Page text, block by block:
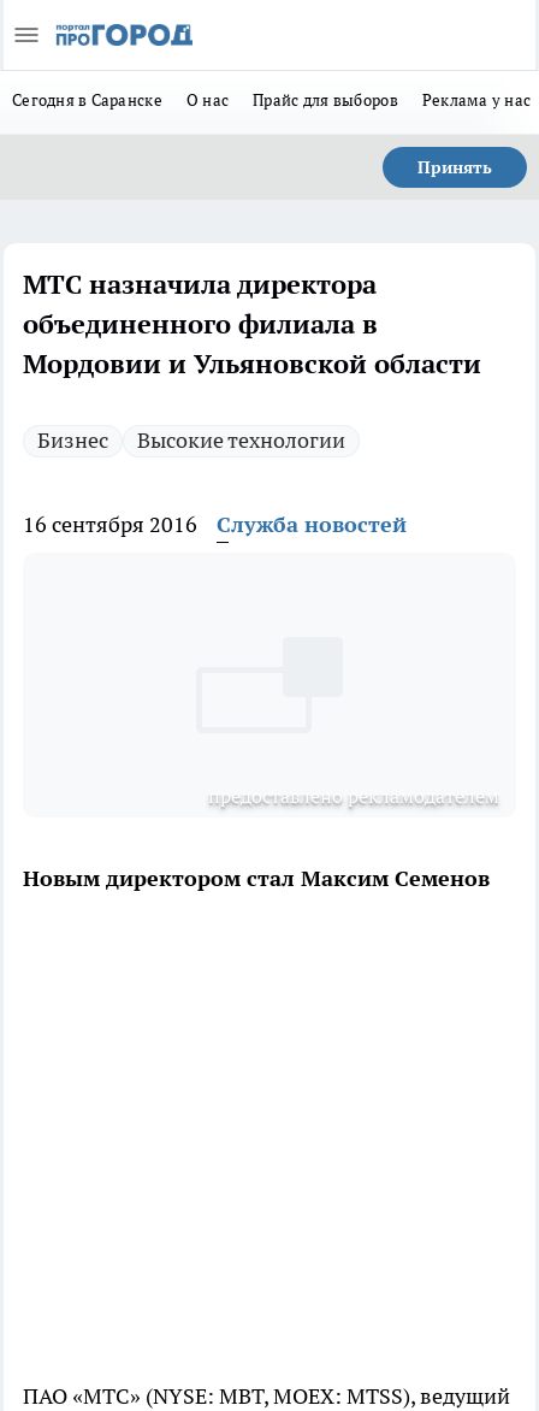
Сегодня в Саранске О нас Прайс для выборов Реклама у нас
Принять
МТС назначила директора
объединенного филиала в
Мордовии и Ульяновской области
Бизнес Высокие технологии
16 сентября 2016 Служба новостей
предоставлено рекламодателем
Новым директором стал Максим Семенов
ПАО «МТС» (NYSE: MBT, MOEX: MTSS), ведущий